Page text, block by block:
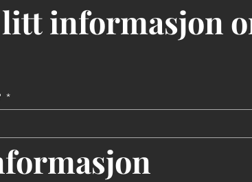
informasjon
*